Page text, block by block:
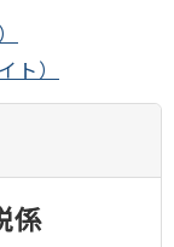
）
係